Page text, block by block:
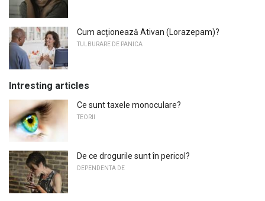
Cum acționează Ativan (Lorazepam)?
TULBURARE DE PANICA
Intresting articles
Ce sunt taxele monoculare?
TEORII
De ce drogurile sunt în pericol?
DEPENDENTA DE